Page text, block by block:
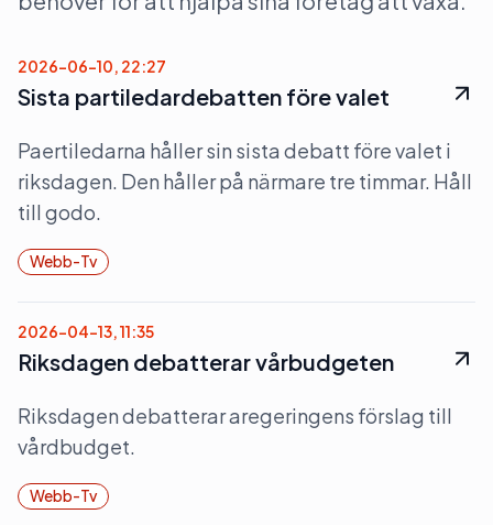
2026-06-10, 22:27
Sista partiledardebatten före valet
Paertiledarna håller sin sista debatt före valet i
riksdagen. Den håller på närmare tre timmar. Håll
till godo.
Webb-Tv
2026-04-13, 11:35
Riksdagen debatterar vårbudgeten
Riksdagen debatterar aregeringens förslag till
vårdbudget.
Webb-Tv